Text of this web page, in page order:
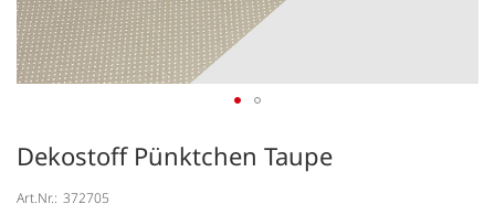
Dekostoff Pünktchen Taupe
Art.Nr.: 372705